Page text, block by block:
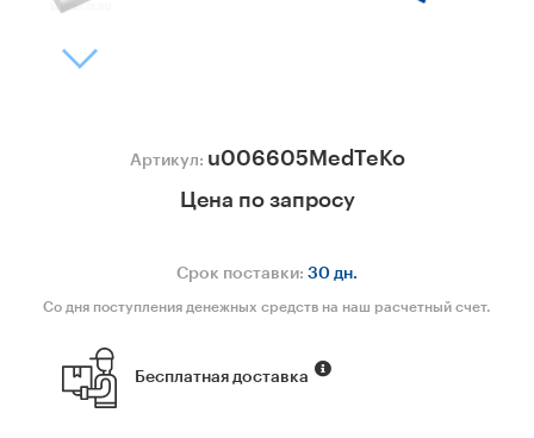
Артикул: u006605MedTeKo
Цена по запросу
Срок поставки: 30 дн.
Со дня поступления денежных средств на наш расчетный счет.
Бесплатная доставка